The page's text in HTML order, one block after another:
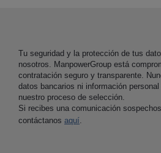
Tu seguridad y la protección de tus
nosotros. ManpowerGroup está
contratación seguro y transparente.
datos bancarios ni información
nuestro proceso de selección.
Si recibes una comunicación
contáctanos aquí.